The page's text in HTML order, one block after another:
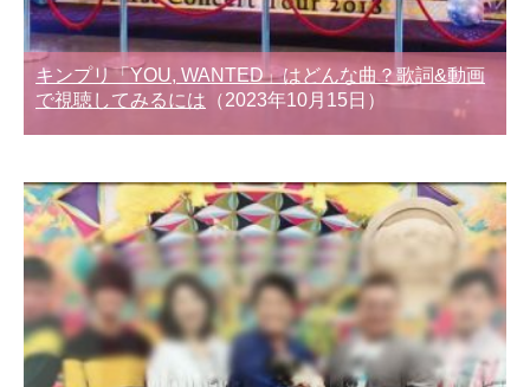
キンプリ「YOU, WANTED」はどんな曲？歌詞&動画
で視聴してみるには （2023年10月15日）